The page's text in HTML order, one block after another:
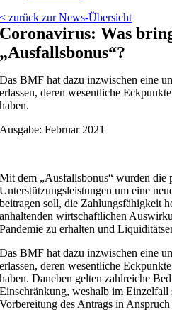
< zurück zur News-Übersicht
Coronavirus: Was
„Ausfallsbonus“?
Das BMF hat dazu inzwischen eine
erlassen, deren wesentliche
haben.
Ausgabe: Februar 2021
Mit dem „Ausfallsbonus“ wurden die
Unterstützungsleistungen um eine
beitragen soll, die Zahlungsfähigkeit
anhaltenden wirtschaftlichen
Pandemie zu erhalten und
Das BMF hat dazu inzwischen eine
erlassen, deren wesentliche
haben. Daneben gelten zahlreiche
Einschränkung, weshalb im Einzelfall
Vorbereitung des Antrags in